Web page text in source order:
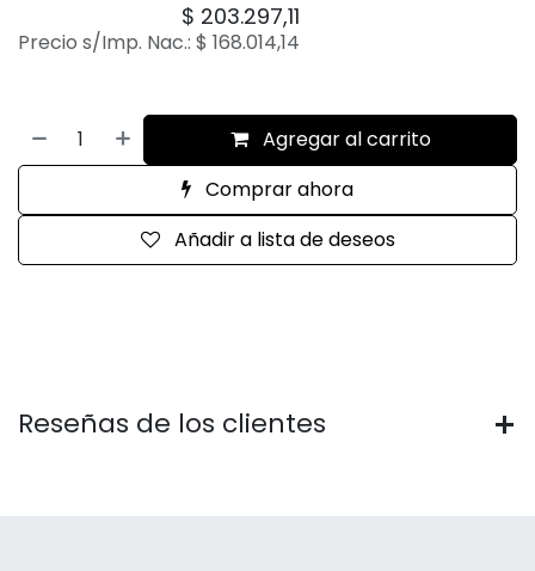
$ 203.297,11
Precio s/Imp. Nac.: $ 168.014,14
Agregar al carrito
Comprar ahora
Añadir a lista de deseos
Reseñas de los clientes